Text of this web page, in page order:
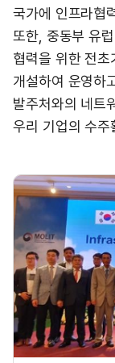
국가에 인프라협
또한, 중동부 유
협력을 위한 전
개설하여 운영하
발주처와의 네트
우리 기업의 수주